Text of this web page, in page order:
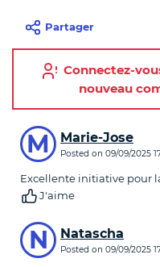
Partager
Connectez-
nouveau
M Marie-Jose
Posted on 09/09/2025
Excellente initiative pour
J'aime
N Natascha
Posted on 09/09/2025